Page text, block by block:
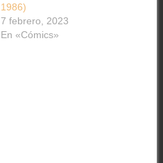
1986)
7 febrero, 2023
En «Cómics»